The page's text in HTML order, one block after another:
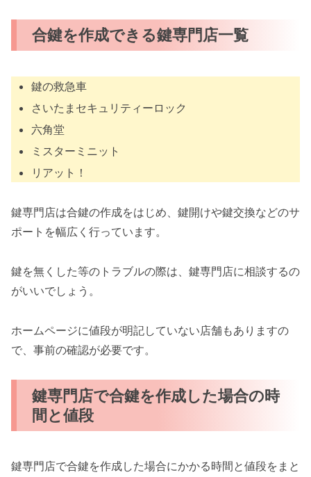
合鍵を作成できる鍵専門店一覧
鍵の救急車
さいたまセキュリティーロック
六角堂
ミスターミニット
リアット！
鍵専門店は合鍵の作成をはじめ、鍵開けや鍵交換などのサ
ポートを幅広く行っています。
鍵を無くした等のトラブルの際は、鍵専門店に相談するの
がいいでしょう。
ホームページに値段が明記していない店舗もありますの
で、事前の確認が必要です。
鍵専門店で合鍵を作成した場合の時
間と値段
鍵専門店で合鍵を作成した場合にかかる時間と値段をまと